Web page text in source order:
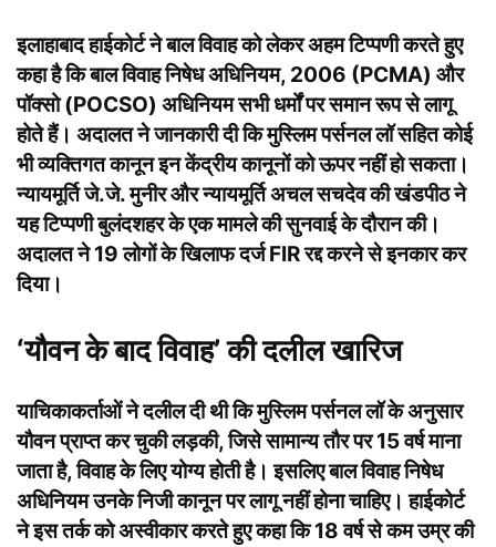
इलाहाबाद हाईकोर्ट ने बाल विवाह को लेकर अहम टिप्पणी करते हुए
कहा है कि बाल विवाह निषेध अधिनियम, 2006 (PCMA) और
पॉक्सो (POCSO) अधिनियम सभी धर्मों पर समान रूप से लागू
होते हैं। अदालत ने जानकारी दी कि मुस्लिम पर्सनल लॉ सहित कोई
भी व्यक्तिगत कानून इन केंद्रीय कानूनों को ऊपर नहीं हो सकता।
न्यायमूर्ति जे.जे. मुनीर और न्यायमूर्ति अचल सचदेव की खंडपीठ ने
यह टिप्पणी बुलंदशहर के एक मामले की सुनवाई के दौरान की।
अदालत ने 19 लोगों के खिलाफ दर्ज FIR रद्द करने से इनकार कर
दिया।
‘यौवन के बाद विवाह’ की दलील खारिज
याचिकाकर्ताओं ने दलील दी थी कि मुस्लिम पर्सनल लॉ के अनुसार
यौवन प्राप्त कर चुकी लड़की, जिसे सामान्य तौर पर 15 वर्ष माना
जाता है, विवाह के लिए योग्य होती है। इसलिए बाल विवाह निषेध
अधिनियम उनके निजी कानून पर लागू नहीं होना चाहिए। हाईकोर्ट
ने इस तर्क को अस्वीकार करते हुए कहा कि 18 वर्ष से कम उम्र की